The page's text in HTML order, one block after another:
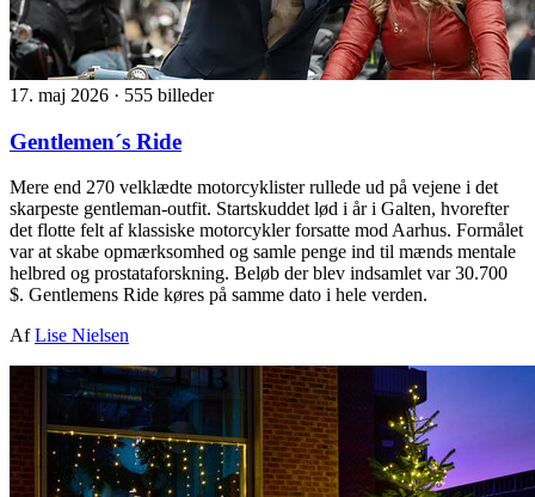
17. maj 2026 · 555 billeder
Gentlemen´s Ride
Mere end 270 velklædte motorcyklister rullede ud på vejene i det
skarpeste gentleman-outfit. Startskuddet lød i år i Galten, hvorefter
det flotte felt af klassiske motorcykler forsatte mod Aarhus. Formålet
var at skabe opmærksomhed og samle penge ind til mænds mentale
helbred og prostataforskning. Beløb der blev indsamlet var 30.700
$. Gentlemens Ride køres på samme dato i hele verden.
AfLise Nielsen